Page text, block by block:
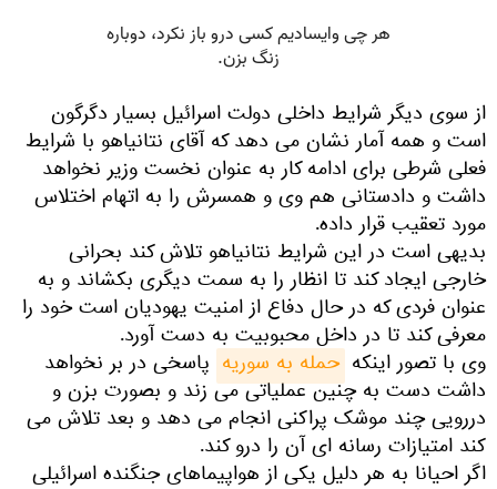
از سوی دیگر شرایط داخلی دولت اسرائیل بسیار دگرگون
است و همه آمار نشان می دهد که آقای نتانیاهو با شرایط
فعلی شرطی برای ادامه کار به عنوان نخست وزیر نخواهد
داشت و دادستانی هم وی و همسرش را به اتهام اختلاس
مورد تعقیب قرار داده.
بدیهی است در این شرایط نتانیاهو تلاش کند بحرانی
خارجی ایجاد کند تا انظار را به سمت دیگری بکشاند و به
عنوان فردی که در حال دفاع از امنیت یهودیان است خود را
معرفی کند تا در داخل محبوبیت به دست آورد.
وی با تصور اینکه حمله به سوریه پاسخی در بر نخواهد
داشت دست به چنین عملیاتی می زند و بصورت بزن و
دررویی چند موشک پراکنی انجام می دهد و بعد تلاش می
کند امتیازات رسانه ای آن را درو کند.
اگر احیانا به هر دلیل یکی از هواپیماهای جنگنده اسرائیلی